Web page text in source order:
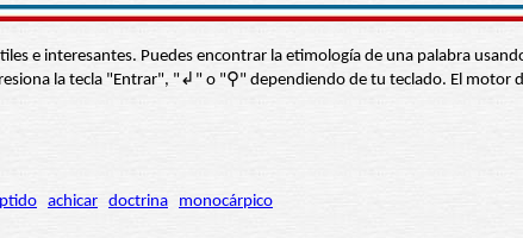
e interesantes. Puedes encontrar la etimología de una palabra
la tecla "Entrar", "↲" o "⚲" dependiendo de tu teclado. El
achicar doctrina monocárpico